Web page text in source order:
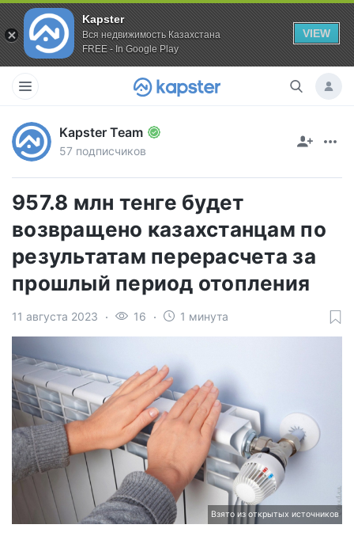
Kapster
Вся недвижимость Казахстана
FREE - In Google Play
VIEW
Kapster Team
57 подписчиков
957.8 млн тенге будет
возвращено казахстанцам по
результатам перерасчета за
прошлый период отопления
11 августа 2023 16 1 минута
Взято из открытых источников